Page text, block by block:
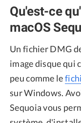
Qu'est-ce
macOS
Un fichier DMG
image disque qui
peu comme le
sur Windows.
Sequoia vous